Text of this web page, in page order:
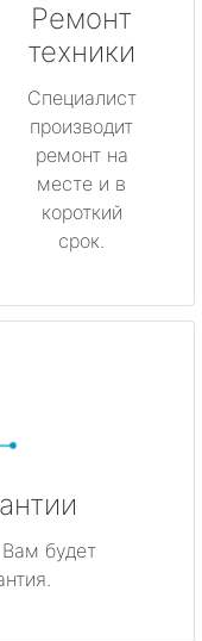
Ремонт
техники
Специалист
производит
ремонт на
месте и в
короткий
срок.
будет